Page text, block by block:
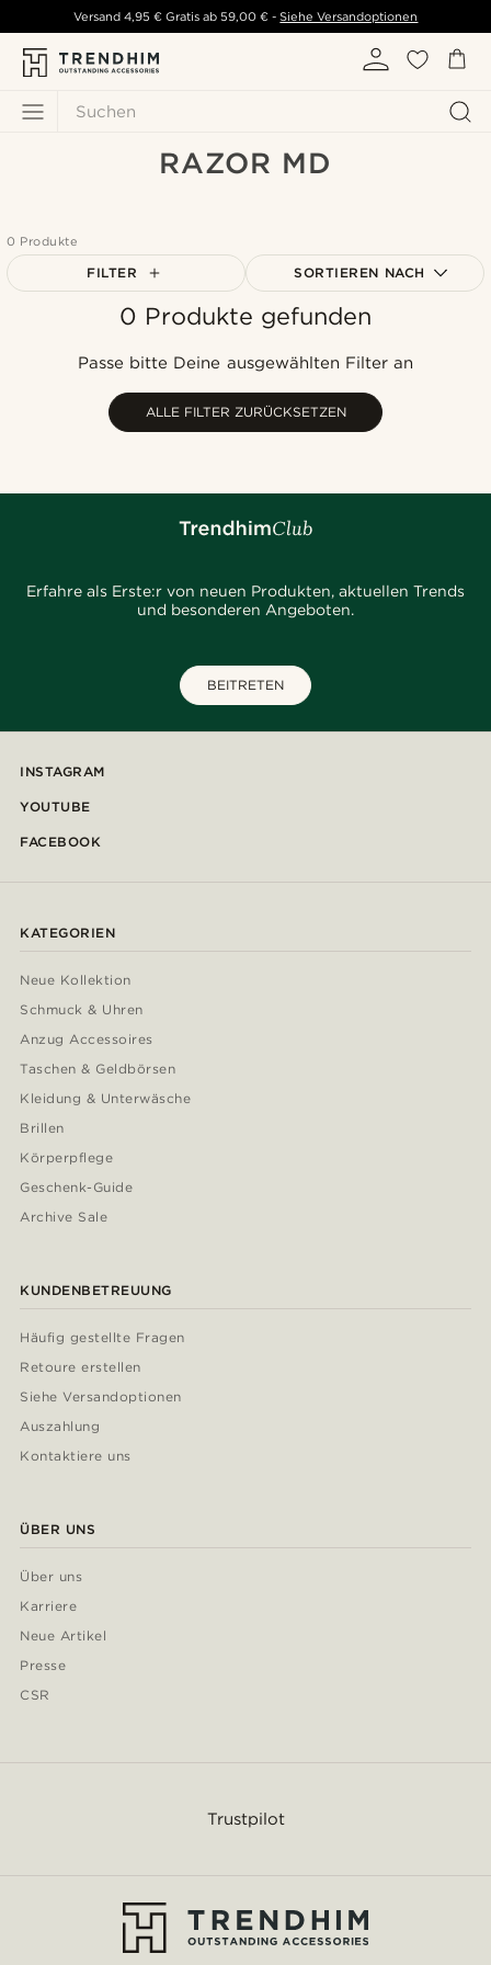
Suchen
Versand 4,95 € Gratis ab59,00 € - Siehe Versandoptionen
RAZOR MD
0 Produkte
FILTER SORTIEREN NACH
Am Beliebtesten
Höchster Preis
0 Produkte gefunden
Passe bitte Deine ausgewählten Filter an
ALLE FILTER ZURÜCKSETZEN
Erfahre als Erste:r von neuen Produkten, aktuellen Trends
und besonderen Angeboten.
BEITRETEN
INSTAGRAM
YOUTUBE
FACEBOOK
KATEGORIEN
Neue Kollektion
Schmuck & Uhren
Anzug Accessoires
Taschen & Geldbörsen
Kleidung & Unterwäsche
Brillen
Körperpflege
Geschenk-Guide
Archive Sale
KUNDENBETREUUNG
Häufig gestellte Fragen
Retoure erstellen
Siehe Versandoptionen
Auszahlung
Kontaktiere uns
ÜBER UNS
Über uns
Karriere
Neue Artikel
Presse
CSR
Trustpilot